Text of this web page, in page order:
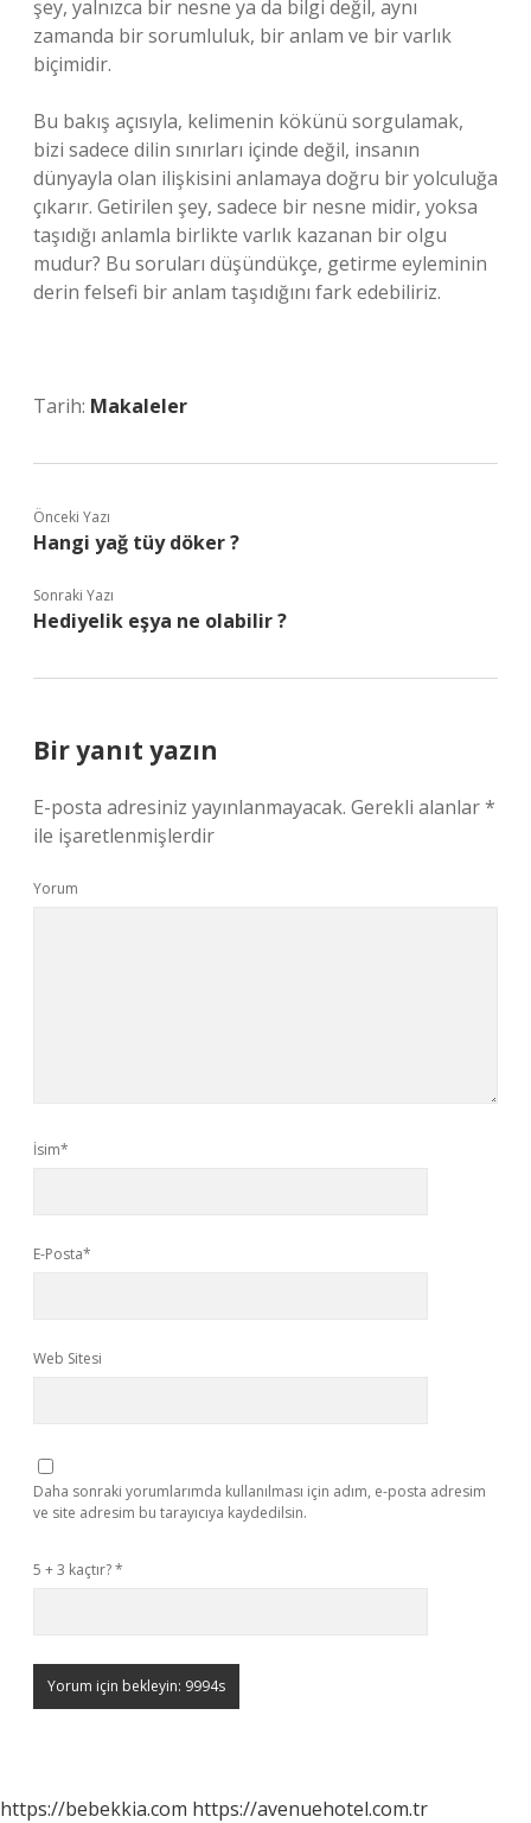
şey, yalnızca bir nesne ya da bilgi değil, aynı
zamanda bir sorumluluk, bir anlam ve bir varlık
biçimidir.
Bu bakış açısıyla, kelimenin kökünü sorgulamak,
bizi sadece dilin sınırları içinde değil, insanın
dünyayla olan ilişkisini anlamaya doğru bir yolculuğa
çıkarır. Getirilen şey, sadece bir nesne midir, yoksa
taşıdığı anlamla birlikte varlık kazanan bir olgu
mudur? Bu soruları düşündükçe, getirme eyleminin
derin felsefi bir anlam taşıdığını fark edebiliriz.
Tarih: Makaleler
Önceki Yazı
Hangi yağ tüy döker ?
Sonraki Yazı
Hediyelik eşya ne olabilir ?
Bir yanıt yazın
E-posta adresiniz yayınlanmayacak. Gerekli alanlar*
ile işaretlenmişlerdir
Yorum
İsim*
E-Posta*
Web Sitesi
Daha sonraki yorumlarımda kullanılması için adım, e-posta adresim
ve site adresim bu tarayıcıya kaydedilsin.
5 + 3 kaçtır?*
https://bebekkia.com https://avenuehotel.com.tr